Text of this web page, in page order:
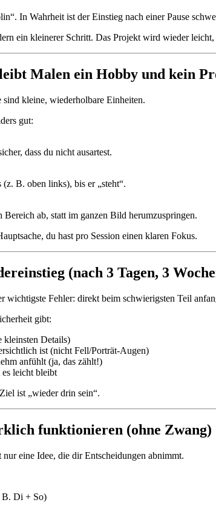
In Wahrheit ist der Einstieg nach einer Pause
ein kleinerer Schritt. Das Projekt wird wieder
Malen ein Hobby und kein
kleine, wiederholbare Einheiten.
gut:
dass du nicht ausartest.
B. oben links), bis er „steht“.
Bereich ab, statt im ganzen Bild herumzuspringen.
du hast pro Session einen klaren Fokus.
(nach 3 Tagen, 3
wichtigste Fehler: direkt beim schwierigsten Teil
gibt:
kleinsten Details)
ist (nicht Fell/Porträt-Augen)
anfühlt (ja, das zählt!)
leicht bleibt
ist „wieder drin sein“.
funktionieren (ohne Zwang)
eine Idee, die dir Entscheidungen abnimmt.
B. Di + So)